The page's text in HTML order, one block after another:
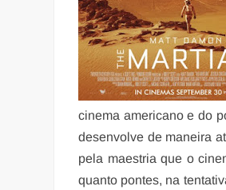
cinema americano e do
desenvolve de maneira
pela maestria que o
quanto pontes, na